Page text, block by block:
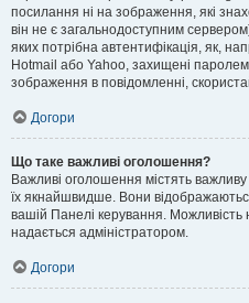
посилання ні на зображення, які
він не є загальнодоступним
яких потрібна автентифікація, як,
Hotmail або Yahoo, захищені
зображення в повідомленні,
Догори
Що таке важливі оголошення?
Важливі оголошення містять
їх якнайшвидше. Вони
вашій Панелі керування.
надається адміністратором.
Догори